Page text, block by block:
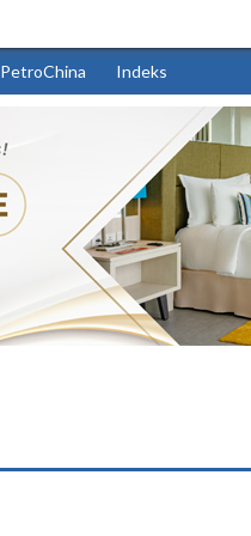
PetroChina Indeks